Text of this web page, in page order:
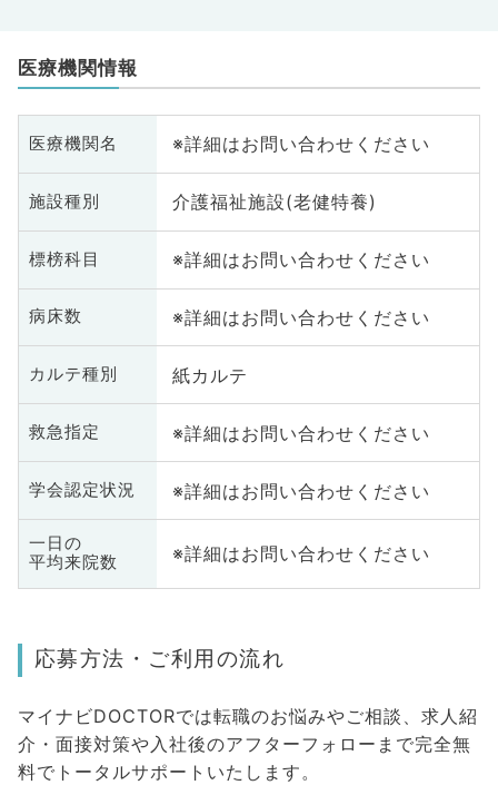
医療機関情報
医療機関名 ※詳細はお問い合わせください
施設種別 介護福祉施設(老健特養)
標榜科目 ※詳細はお問い合わせください
病床数 ※詳細はお問い合わせください
カルテ種別 紙カルテ
救急指定 ※詳細はお問い合わせください
学会認定状況 ※詳細はお問い合わせください
一日の
平均来院数
※詳細はお問い合わせください
応募方法・ご利用の流れ
マイナビDOCTORでは転職のお悩みやご相談、求人紹
介・面接対策や入社後のアフターフォローまで完全無
料でトータルサポートいたします。